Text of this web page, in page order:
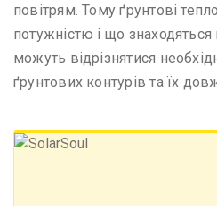
повітрям. Тому ґрунтові
потужністю і що знаходяться
можуть відрізнятися
ґрунтових контурів та їх